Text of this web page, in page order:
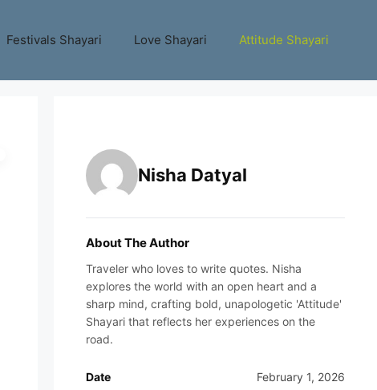
Festivals Shayari Love Shayari Attitude Shayari
Nisha Datyal
About The Author
Traveler who loves to write quotes. Nisha
explores the world with an open heart and a
sharp mind, crafting bold, unapologetic 'Attitude'
Shayari that reflects her experiences on the
road.
Date
February 1, 2026